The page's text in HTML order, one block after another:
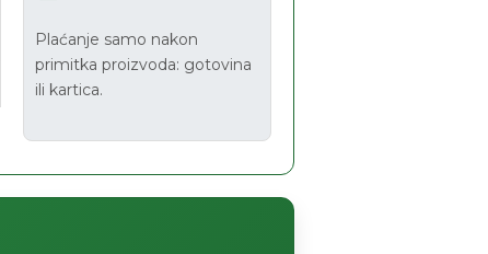
Plaćanje samo nakon
primitka proizvoda: gotovina
ili kartica.